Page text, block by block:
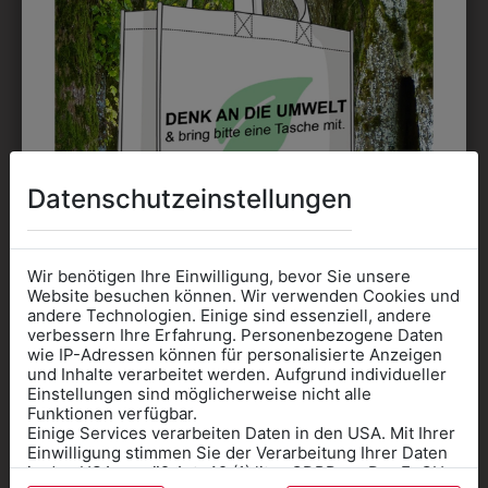
AUCH GEFALLEN
0MRJN358K01
KINDER
FUNKTIONSSHIRT
MIT SCHULLOGO
0MRJN358K02
FUNKTIONSSHIRT
MIT SCHULLOGO
Datenschutzeinstellungen
Wir benötigen Ihre Einwilligung, bevor Sie unsere
Website besuchen können. Wir verwenden Cookies und
andere Technologien. Einige sind essenziell, andere
verbessern Ihre Erfahrung. Personenbezogene Daten
wie IP-Adressen können für personalisierte Anzeigen
und Inhalte verarbeitet werden. Aufgrund individueller
Einstellungen sind möglicherweise nicht alle
Funktionen verfügbar.
Einige Services verarbeiten Daten in den USA. Mit Ihrer
Einwilligung stimmen Sie der Verarbeitung Ihrer Daten
in den USA gemäß Art. 49 (1) lit. a GDPR zu. Der EuGH
Informationen wenn Sie
Kleidung
für die SCHULE
benötigen